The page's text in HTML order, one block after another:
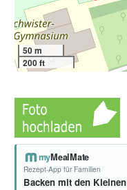
50 m
200 ft
myMealMate
Rezept-App für Familien
Backen mit den Kleinen